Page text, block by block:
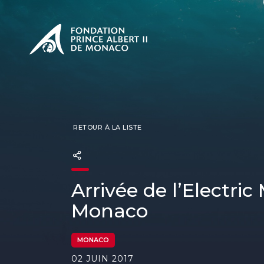
PRÉSENTATION
RETOUR À LA LISTE
Arrivée de l’Electric
Monaco
MONACO
02 JUIN 2017